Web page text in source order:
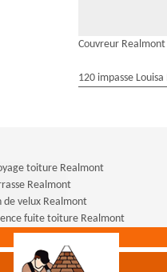
Couvreur Realmont
120 impasse
toiture Realmont
Realmont
de velux Realmont
fuite toiture Realmont